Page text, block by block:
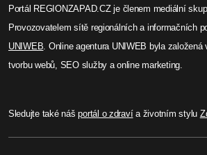
Portál REGIONZAPAD.CZ je členem mediální
Provozovatelem sítě regionálních a informačních
UNIWEB. Online agentura UNIWEB byla
tvorbu webů, SEO služby a online marketing.
Sledujte také nášportál o zdravía životním stylu